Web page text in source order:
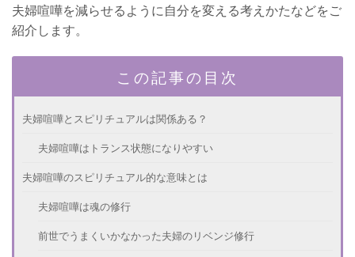
夫婦喧嘩を減らせるように自分を変える考えかたなどをご
紹介します。
この記事の目次
夫婦喧嘩とスピリチュアルは関係ある？
夫婦喧嘩はトランス状態になりやすい
夫婦喧嘩のスピリチュアル的な意味とは
夫婦喧嘩は魂の修行
前世でうまくいかなかった夫婦のリベンジ修行